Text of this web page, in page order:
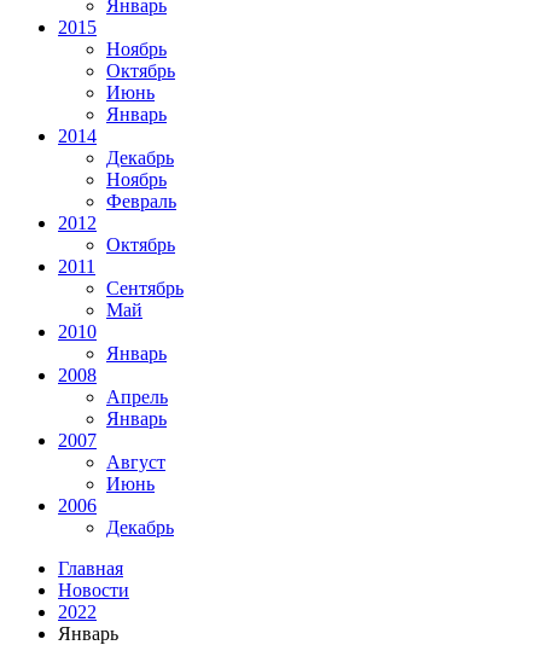
Январь
2015
Ноябрь
Октябрь
Июнь
Январь
2014
Декабрь
Ноябрь
Февраль
2012
Октябрь
2011
Сентябрь
Май
2010
Январь
2008
Апрель
Январь
2007
Август
Июнь
2006
Декабрь
Главная
Новости
2022
Январь